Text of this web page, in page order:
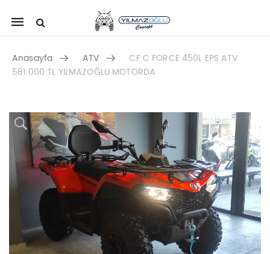
Mobile
Anasayfa ATV
CF C FORCE 450L EPS ATV
581.000 TL YILMAZOĞLU MOTORDA
Skip to content